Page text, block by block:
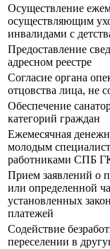
Осуществление
осуществляющим
инвалидами с
Предоставление
адресном реестре
Согласие органа
отцовства лица, не
Обеспечение
категорий граждан
Ежемесячная
молодым
работниками
Прием заявлений о
или определенной
установленных
платежей
Содействие
переселении в